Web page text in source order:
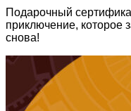
Подарочный
приключение, которое
снова!